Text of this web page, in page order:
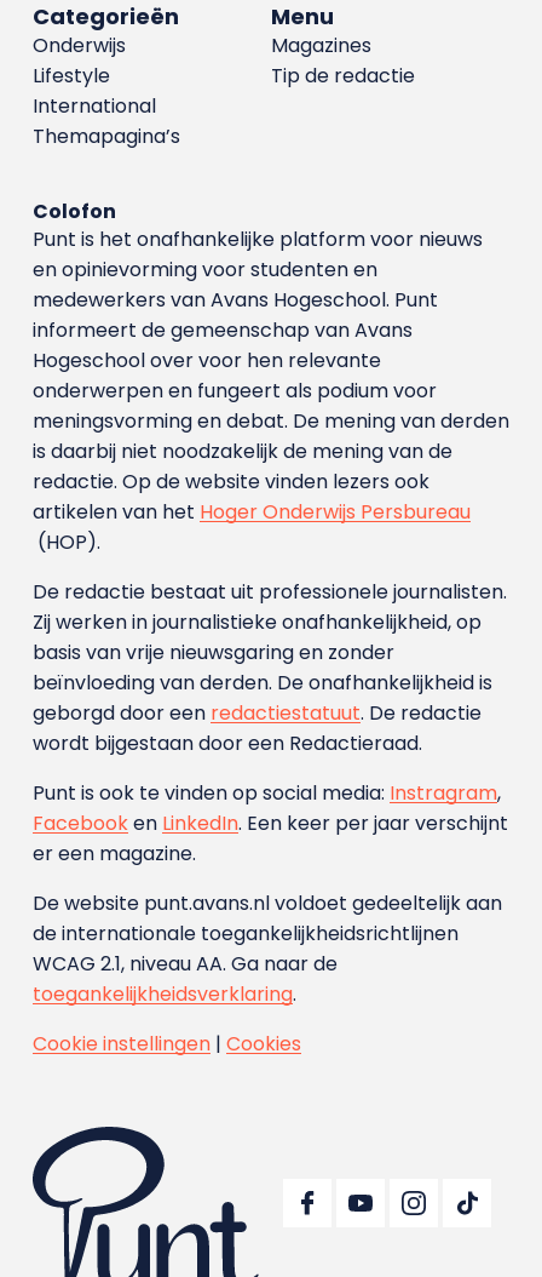
Menu
Magazines
Tip de redactie
Categorieën
Onderwijs
Lifestyle
International
Themapagina’s
Colofon
Punt is het onafhankelijke platform voor nieuws
en opinievorming voor studenten en
medewerkers van Avans Hoge­school. Punt
informeert de gemeenschap van Avans
Hogeschool over voor hen relevante
onderwerpen en fungeert als podium voor
meningsvorming en debat. De mening van derden
is daarbij niet noodzakelijk de mening van de
redactie. Op de website vinden lezers ook
artikelen van het Hoger Onderwijs Persbureau
(HOP).
De redactie bestaat uit professionele journalisten.
Zij werken in journalistieke onafhankelijkheid, op
basis van vrije nieuwsgaring en zonder
beïnvloeding van derden. De onafhankelijkheid is
geborgd door een redactiestatuut. De redactie
wordt bijgestaan door een Redactieraad.
Punt is ook te vinden op social media: Instragram,
Facebooken LinkedIn. Een keer per jaar verschijnt
er een magazine.
De website punt.avans.nl voldoet gedeeltelijk aan
de internationale toegankelijkheidsrichtlijnen
WCAG 2.1, niveau AA. Ga naar de
toegankelijkheidsverklaring.
Cookie instellingen| Cookies